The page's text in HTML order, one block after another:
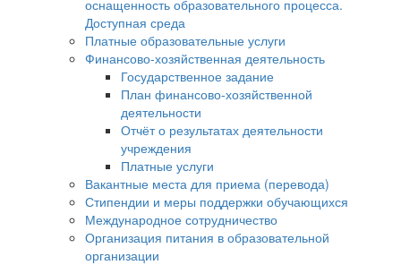
оснащенность образовательного процесса.
Доступная среда
Платные образовательные услуги
Финансово-хозяйственная деятельность
Государственное задание
План финансово-хозяйственной
деятельности
Отчёт о результатах деятельности
учреждения
Платные услуги
Вакантные места для приема (перевода)
Стипендии и меры поддержки обучающихся
Международное сотрудничество
Организация питания в образовательной
организации